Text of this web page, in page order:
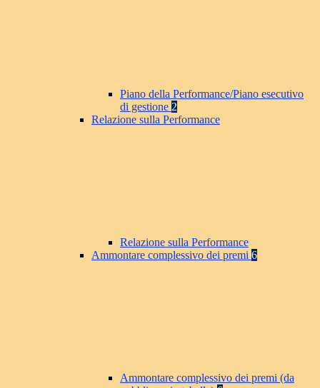
Piano della Performance/Piano esecutivo
di gestione 2
Relazione sulla Performance
Relazione sulla Performance
Ammontare complessivo dei premi 6
Ammontare complessivo dei premi (da